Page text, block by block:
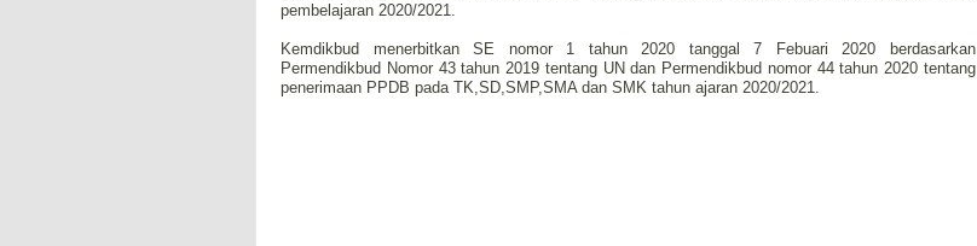
pembelajaran 2020/2021.
Kemdikbud menerbitkan SE nomor 1 tahun 2020 tanggal 7 Febuari 2020 berdasarkan
Permendikbud Nomor 43 tahun 2019 tentang UN dan Permendikbud nomor 44 tahun 2020 tentang
penerimaan PPDB pada TK,SD,SMP,SMA dan SMK tahun ajaran 2020/2021.